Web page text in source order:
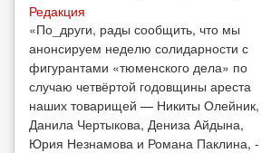
Редакция
​«По_други, рады сообщить, что мы
анонсируем неделю солидарности с
фигурантами «тюменского дела» по
случаю четвёртой годовщины ареста
наших товарищей — Никиты Олейник,
Данила Чертыкова, Дениза Айдына,
Юрия Незнамова и Романа Паклина, -